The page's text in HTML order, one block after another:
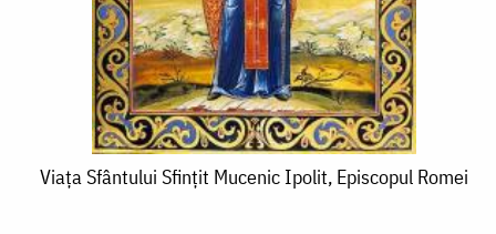
Viața
Viața Sfântului Sfințit Mucenic Ipolit, Episcopul Romei